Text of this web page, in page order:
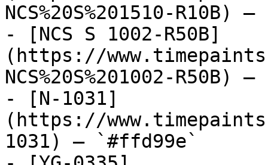
NCS%20S%201510-R10B)
- [NCS S 1002-R50B]
(https://
NCS%20S%201002-R50B)
- [N-1031]
(https://
1031) — `#ffd99e`